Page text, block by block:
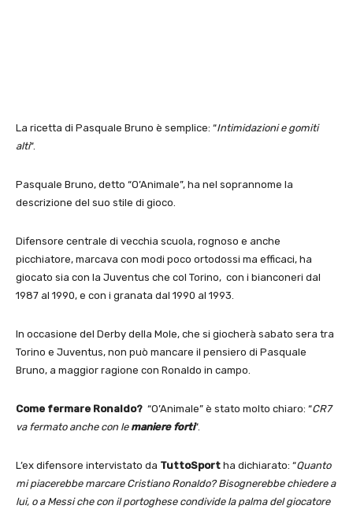
La ricetta di Pasquale Bruno è semplice: “Intimidazioni e gomiti
alti“.
Pasquale Bruno, detto “O’Animale”, ha nel soprannome la
descrizione del suo stile di gioco.
Difensore centrale di vecchia scuola, rognoso e anche
picchiatore, marcava con modi poco ortodossi ma efficaci, ha
giocato sia con la Juventus che col Torino, con i bianconeri dal
1987 al 1990, e con i granata dal 1990 al 1993.
In occasione del Derby della Mole, che si giocherà sabato sera tra
Torino e Juventus, non può mancare il pensiero di Pasquale
Bruno, a maggior ragione con Ronaldo in campo.
Come fermare Ronaldo? “O’Animale” è stato molto chiaro: “CR7
va fermato anche con le maniere forti“.
L’ex difensore intervistato da TuttoSport ha dichiarato: “Quanto
mi piacerebbe marcare Cristiano Ronaldo? Bisognerebbe chiedere a
lui, o a Messi che con il portoghese condivide la palma del giocatore